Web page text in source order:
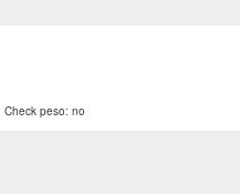
Check peso: no